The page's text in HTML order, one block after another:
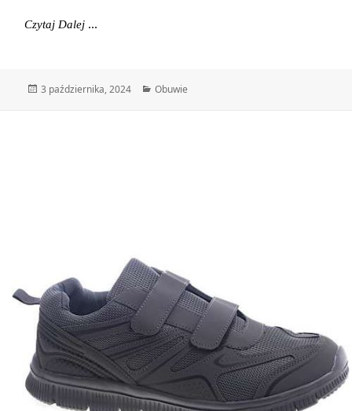
Czytaj Dalej
Data
3 października, 2024 Kategorie
Obuwie